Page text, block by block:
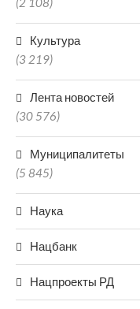
Культура
(3 219)
Лента новостей
(30 576)
Муниципалитеты
(5 845)
Наука
Нацбанк
Нацпроекты РД